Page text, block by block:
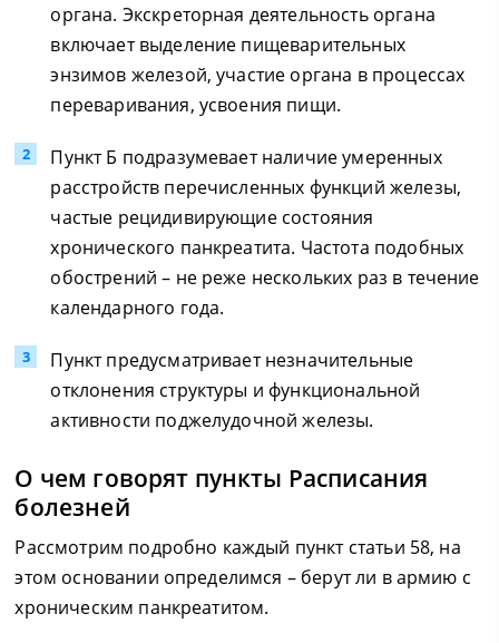
органа. Экскреторная деятельность органа
включает выделение пищеварительных
энзимов железой, участие органа в процессах
переваривания, усвоения пищи.
Пункт Б подразумевает наличие умеренных
расстройств перечисленных функций железы,
частые рецидивирующие состояния
хронического панкреатита. Частота подобных
обострений – не реже нескольких раз в течение
календарного года.
Пункт предусматривает незначительные
отклонения структуры и функциональной
активности поджелудочной железы.
О чем говорят пункты Расписания
болезней
Рассмотрим подробно каждый пункт статьи 58, на
этом основании определимся – берут ли в армию с
хроническим панкреатитом.